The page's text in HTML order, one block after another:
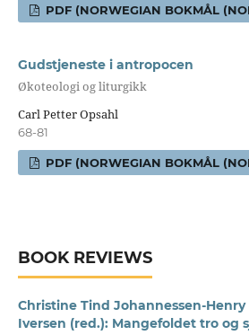
PDF (NORWEGIAN BOKMÅL
Gudstjeneste i antropocen
Økoteologi og liturgikk
Carl Petter Opsahl
68-81
PDF (NORWEGIAN BOKMÅL
BOOK REVIEWS
Christine Tind Johannessen-Henry
Iversen (red.): Mangefoldet tro og